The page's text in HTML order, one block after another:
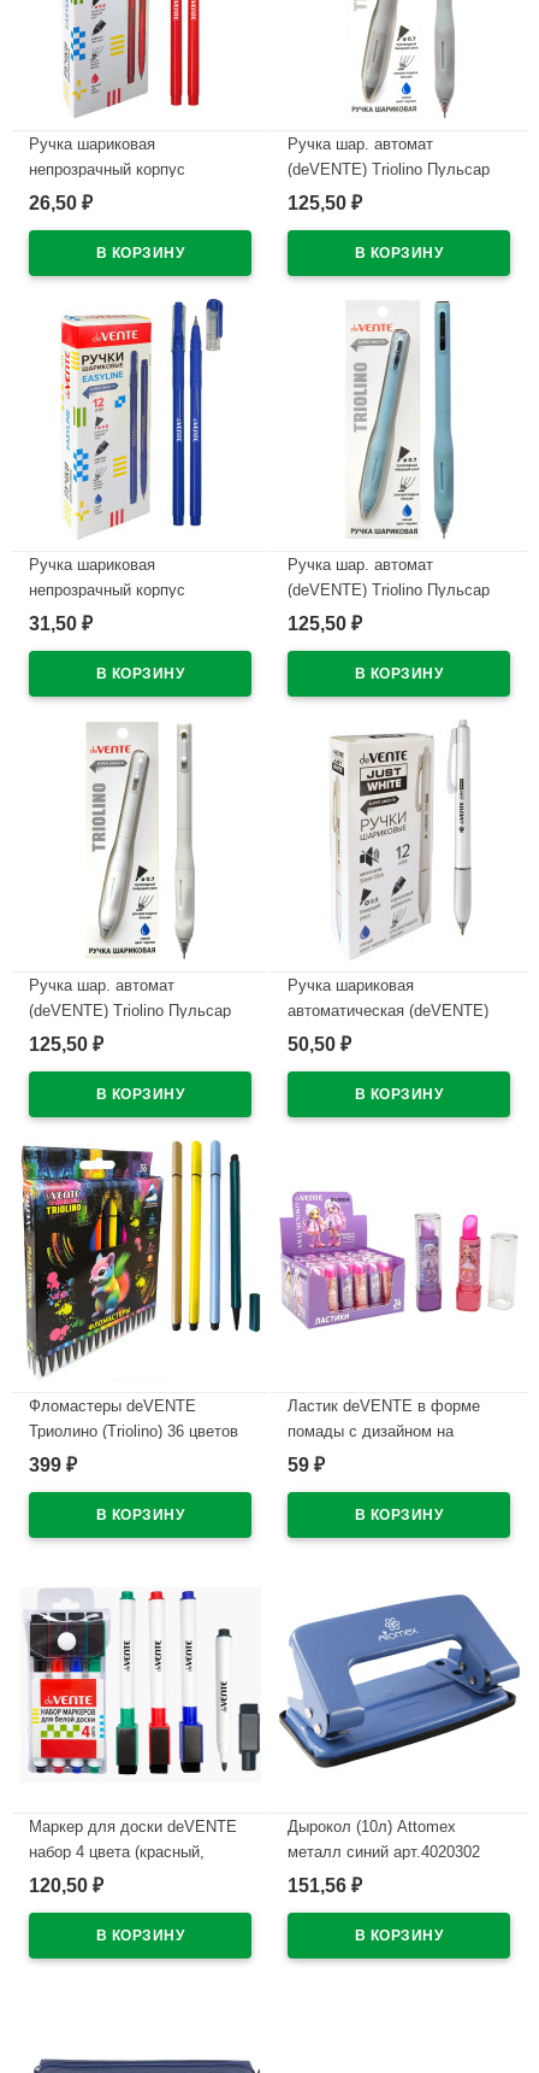
Ручка шариковая
непрозрачный корпус
(deVENTE) Простые линии
игла красный корпус
арт.5073628
В наличии
26,50 ₽
Ручка шар. автомат
(deVENTE) Triolino Пульсар
(Pulsar) н/
арт.5070611 (Ст12)
125,50 ₽
Ручка шариковая
непрозрачный корпус
(deVENTE) Простые линии
синий корпус арт.5073626
31,50 ₽
Ручка шар. автомат
(deVENTE) Triolino Пульсар
(Pulsar) н/
арт.5070610 (Ст12)
125,50 ₽
Ручка шар. автомат
(deVENTE) Triolino Пульсар
(Pulsar) н/
арт.5070609 (Ст12)
125,50 ₽
Ручка шариковая
автоматическая (deVENTE)
ПРОСТО БЕЛЫЙ (JUST
каучуковый держатель,
синий, 0,5мм, масло
50,50 ₽
Фломастеры deVENTE
Триолино (Triolino) 36 цветов
трехгранные картонная
399 ₽
Ластик deVENTE в форме
помады с дизайном на
корпусе арт.8030619
59 ₽
Маркер для доски deVENTE
набор 4 цвета (красный,
синий, черный, зеленый) 2мм
магнитом для крепления
арт.5040605 (Ст.4)
120,50 ₽
Дырокол (10л) Attomex
металл синий арт.4020302
В наличии
151,56 ₽